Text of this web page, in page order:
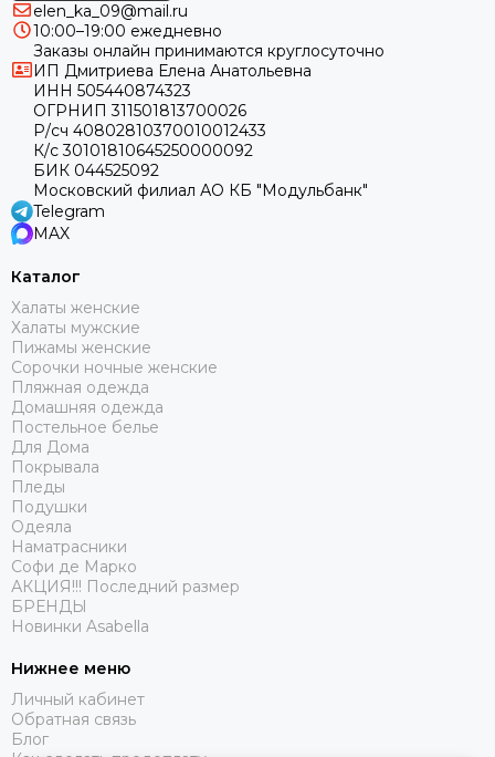
elen_ka_09@mail.ru
10:00–19:00 ежедневно
Заказы онлайн принимаются круглосуточно
ИП Дмитриева Елена Анатольевна
ИНН 505440874323
ОГРНИП 311501813700026
Р/сч 40802810370010012433
К/с 30101810645250000092
БИК 044525092
Московский филиал АО КБ "Модульбанк"
Telegram
MAX
Каталог
Халаты женские
Халаты мужские
Пижамы женские
Сорочки ночные женские
Пляжная одежда
Домашняя одежда
Постельное белье
Для Дома
Покрывала
Пледы
Подушки
Одеяла
Наматрасники
Софи де Марко
АКЦИЯ!!! Последний размер
БРЕНДЫ
Новинки Asabella
Нижнее меню
Личный кабинет
Обратная связь
Блог